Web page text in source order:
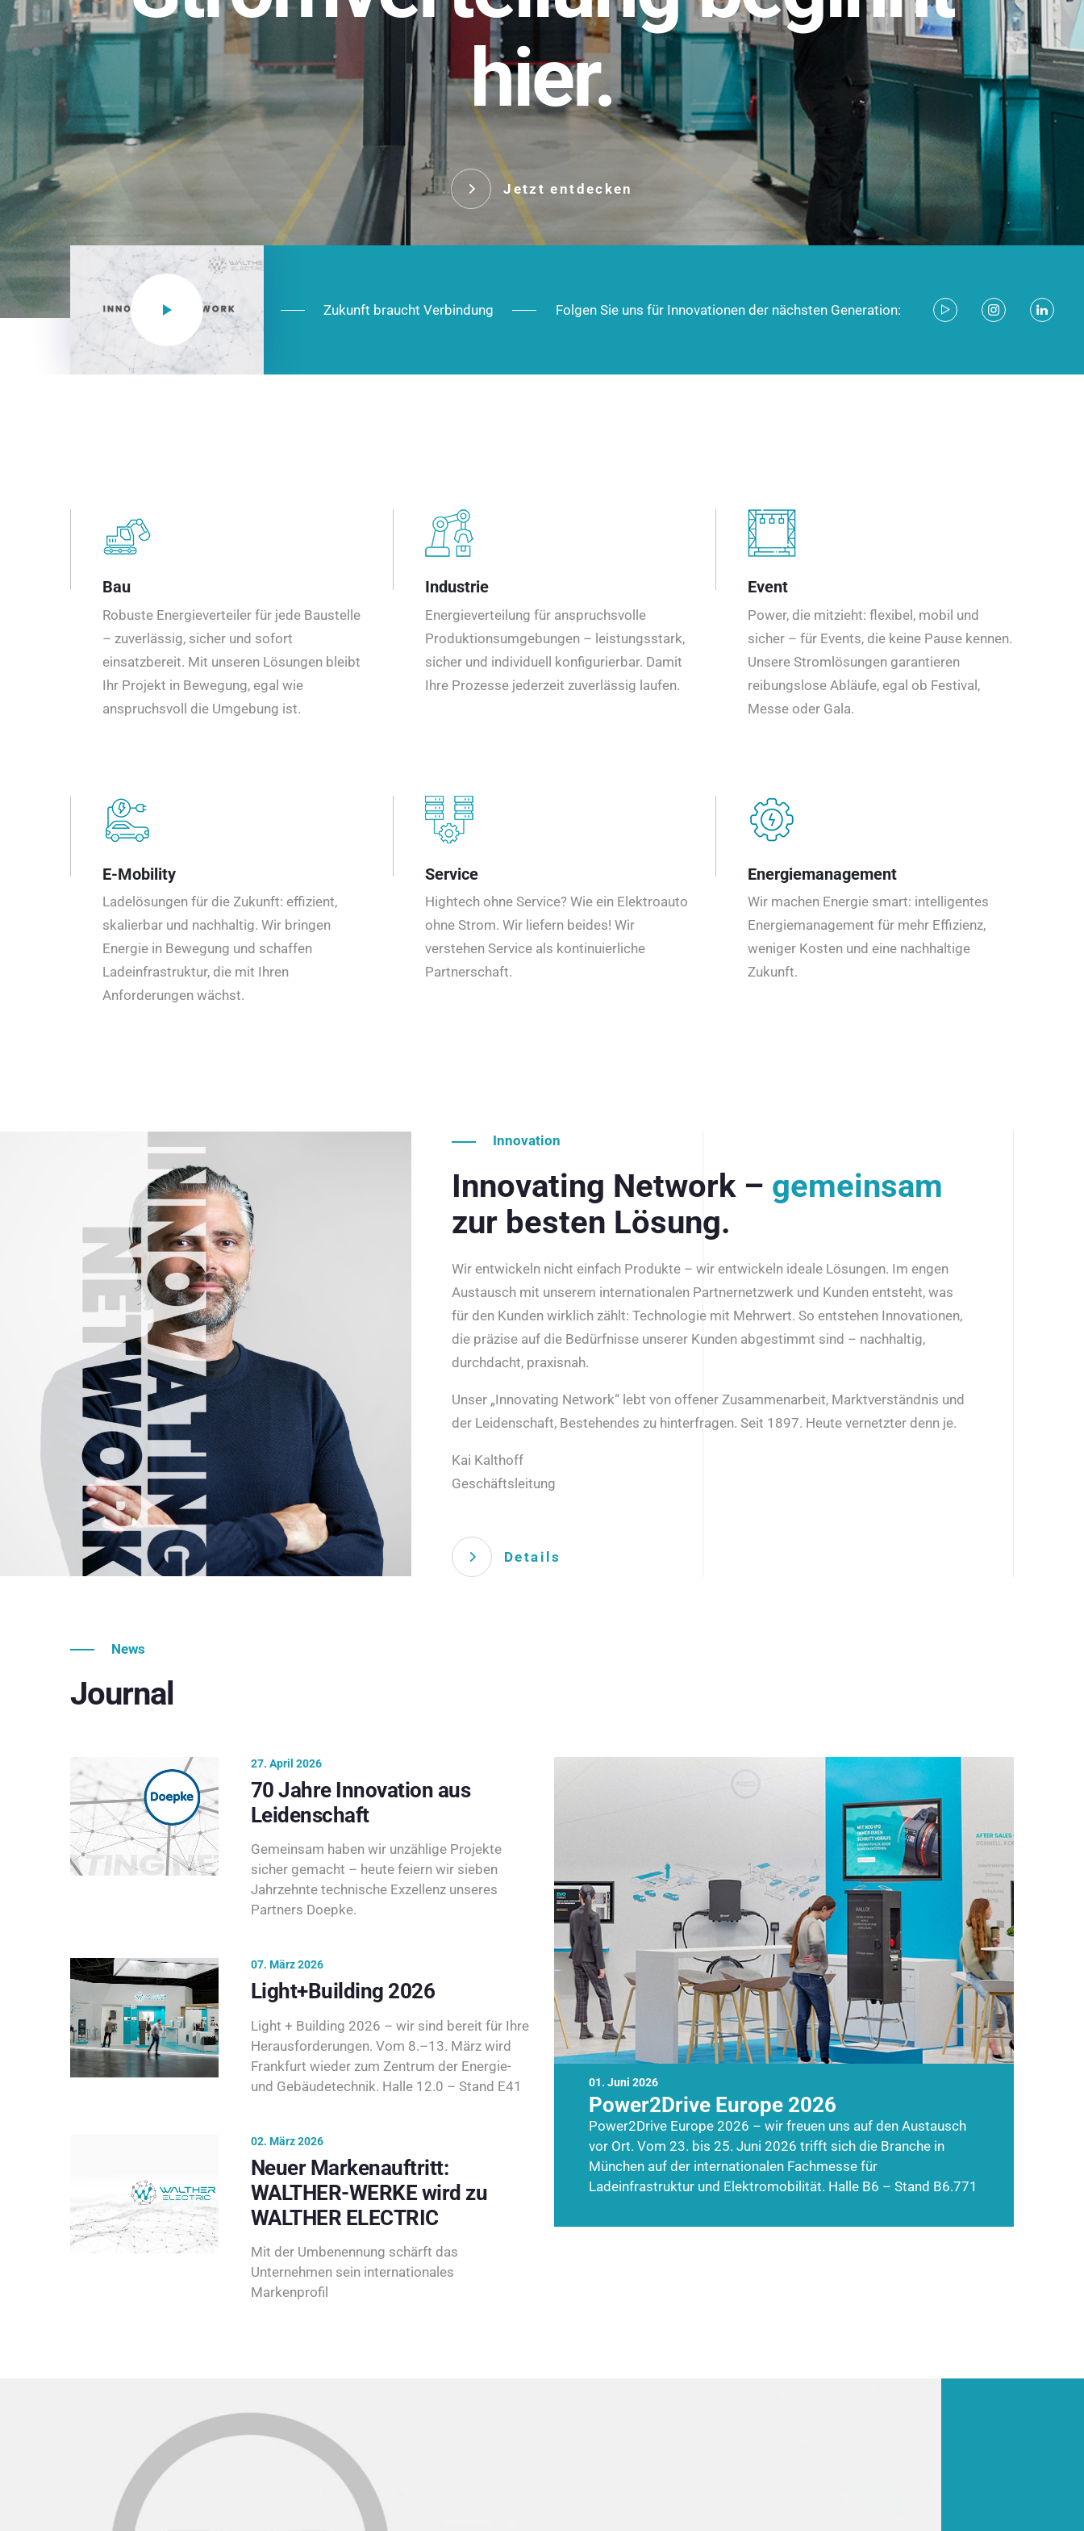
hier.
Jetzt entdecken
NEO CEE: Energieverteilung mit System. Robust im Alltag,
effizient in der Installation, zukunftsfähig im Ausbau.
Das innovative Stecksystem für industrielle Anwendungen –
robust, IP-geschützt und zukunftsfähig.
Jetzt entdecken
Zukunft braucht Verbindung Folgen Sie uns für Innovationen der nächsten Generation:
Bau
Robuste Energieverteiler für jede Baustelle
– zuverlässig, sicher und sofort
einsatzbereit. Mit unseren Lösungen bleibt
Ihr Projekt in Bewegung, egal wie
anspruchsvoll die Umgebung ist.
Industrie
Energieverteilung für anspruchsvolle
Produktionsumgebungen – leistungsstark,
sicher und individuell konfigurierbar. Damit
Ihre Prozesse jederzeit zuverlässig laufen.
Event
Power, die mitzieht: flexibel, mobil und
sicher – für Events, die keine Pause kennen.
Unsere Stromlösungen garantieren
reibungslose Abläufe, egal ob Festival,
Messe oder Gala.
E-Mobility
Ladelösungen für die Zukunft: effizient,
skalierbar und nachhaltig. Wir bringen
Energie in Bewegung und schaffen
Ladeinfrastruktur, die mit Ihren
Anforderungen wächst.
Service
Hightech ohne Service? Wie ein Elektroauto
ohne Strom. Wir liefern beides! Wir
verstehen Service als kontinuierliche
Partnerschaft.
Energiemanagement
Wir machen Energie smart: intelligentes
Energiemanagement für mehr Effizienz,
weniger Kosten und eine nachhaltige
Zukunft.
Innovation
Innovating Network – gemeinsam
zur besten Lösung.
Wir entwickeln nicht einfach Produkte – wir entwickeln ideale Lösungen. Im engen
Austausch mit unserem internationalen Partnernetzwerk und Kunden entsteht, was
für den Kunden wirklich zählt: Technologie mit Mehrwert. So entstehen Innovationen,
die präzise auf die Bedürfnisse unserer Kunden abgestimmt sind – nachhaltig,
durchdacht, praxisnah.
Unser „Innovating Network“ lebt von offener Zusammenarbeit, Marktverständnis und
der Leidenschaft, Bestehendes zu hinterfragen. Seit 1897. Heute vernetzter denn je.
Kai Kalthoff
Geschäftsleitung
Details
News
Journal
01. Juni 2026
Power2Drive Europe 2026
Power2Drive Europe 2026 – wir freuen uns auf den Austausch
vor Ort. Vom 23. bis 25. Juni 2026 trifft sich die Branche in
München auf der internationalen Fachmesse für
Ladeinfrastruktur und Elektromobilität. Halle B6 – Stand B6.771
27. April 2026
70 Jahre Innovation aus
Leidenschaft
Gemeinsam haben wir unzählige Projekte
sicher gemacht – heute feiern wir sieben
Jahrzehnte technische Exzellenz unseres
Partners Doepke.
07. März 2026
Light+Building 2026
Light + Building 2026 – wir sind bereit für Ihre
Herausforderungen. Vom 8.–13. März wird
Frankfurt wieder zum Zentrum der Energie-
und Gebäudetechnik. Halle 12.0 – Stand E41
02. März 2026
Neuer Markenauftritt:
WALTHER-WERKE wird zu
WALTHER ELECTRIC
Mit der Umbenennung schärft das
Unternehmen sein internationales
Markenprofil